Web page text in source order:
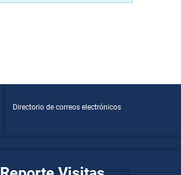
Directorio de correos electrónicos